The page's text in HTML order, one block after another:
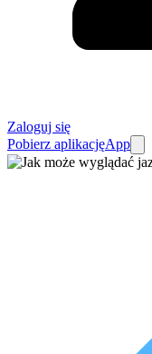
Zaloguj się
Pobierz aplikacjęApp